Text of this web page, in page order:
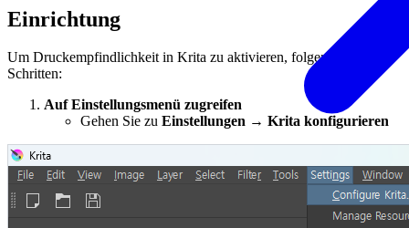
Einrichtung
Um Druckempfindlichkeit in Krita zu aktivieren, folgen Sie diesen
Schritten:
Auf Einstellungsmenü zugreifen
Gehen Sie zu Einstellungen → Krita konfigurieren